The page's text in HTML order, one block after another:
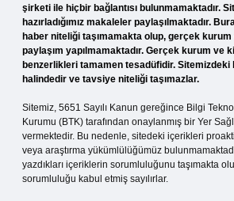
şirketi ile hiçbir bağlantısı bulunmamaktadır.
hazırladığımız makaleler paylaşılmaktadır.
haber niteliği taşımamakta olup, gerçek
paylaşım yapılmamaktadır. Gerçek kurum ve
benzerlikleri tamamen tesadüfidir. Sitemizdeki
halindedir ve tavsiye niteliği taşımazlar.
Sitemiz, 5651 Sayılı Kanun gereğince Bilgi
Kurumu (BTK) tarafından onaylanmış bir Yer
vermektedir. Bu nedenle, sitedeki içerikleri
veya araştırma yükümlülüğümüz
yazdıkları içeriklerin sorumluluğunu taşımakta
sorumluluğu kabul etmiş sayılırlar.